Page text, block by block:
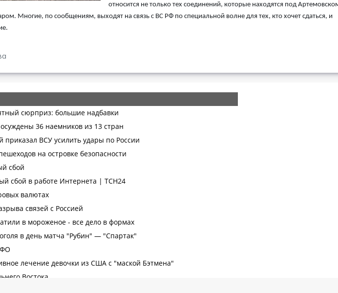
относится не только тех соединений, которые находятся под
Многие, по сообщениям, выходят на связь с ВС РФ по специальной волне для тех, кто хочет сдаться, и